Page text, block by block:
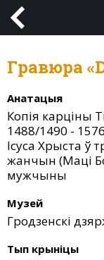
Гравюра
Анатацыя
Копія карціны Тыцыяна Вечэліа (Tiziano Vecellio,
1488/1490 -
Ісуса Хрыста ў
жанчын (Маці
мужчыны
Музей
Гродзенскі
Тып крыніцы